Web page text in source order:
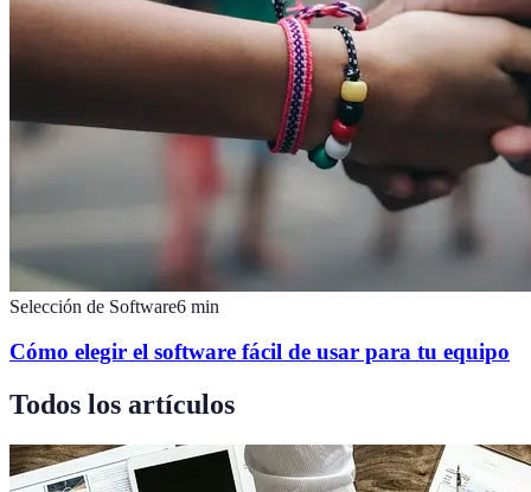
Selección de Software6 min
Cómo elegir el software fácil de usar para tu equipo
Todos los artículos